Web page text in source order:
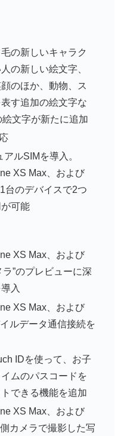
の新しいキャラク
の新しい絵文字、
のほか、動物、ス
す追加の絵文字な
文字が新たに追加
ルSIMを導入。
XS Max、および
台のデバイスで2つ
可能
XS Max、および
”のプレビューに深
入
XS Max、および
ルデータ通信接続を
IDを使って、お子
ムのパスコードを
できる機能を追加
XS Max、および
カメラで撮影した写